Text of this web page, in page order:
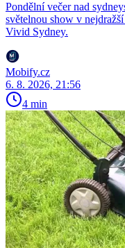
Pondělní večer nad
světelnou show v
Vivid Sydney.
Mobify.cz
6. 8. 2026, 21:56
4 min